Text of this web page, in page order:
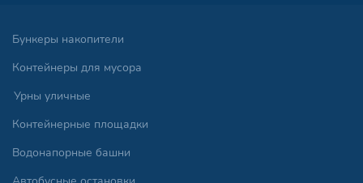
Бункеры накопители
Контейнеры для мусора
Урны уличные
Контейнерные площадки
Водонапорные башни